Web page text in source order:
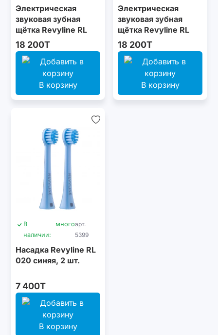
Электрическая
звуковая зубная
щётка Revyline RL
025 Baby, Pink
18 200T
В корзину
Электрическая
звуковая зубная
щётка Revyline RL
025 Baby, Blue
18 200T
В корзину
В
наличии:
многоарт.
5399
Насадка Revyline RL
020 синяя, 2 шт.
7 400T
В корзину